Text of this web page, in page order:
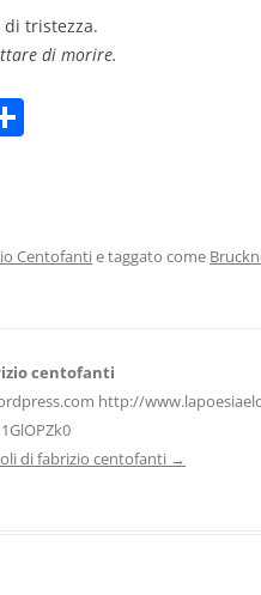
di tristezza.
di morire.
vi
Centofantie taggato come
centofanti
http://
di fabrizio centofanti →